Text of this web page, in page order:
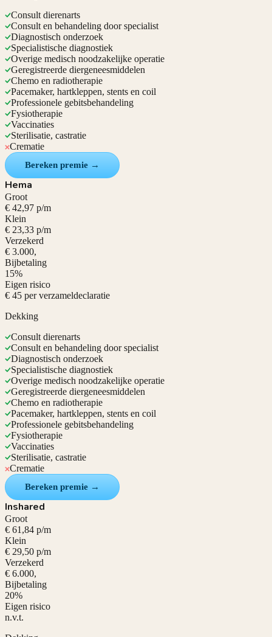
Consult dierenarts
Consult en behandeling door specialist
Diagnostisch onderzoek
Specialistische diagnostiek
Overige medisch noodzakelijke operatie
Geregistreerde diergeneesmiddelen
Chemo en radiotherapie
Pacemaker, hartkleppen, stents en coil
Professionele gebitsbehandeling
Fysiotherapie
Vaccinaties
Sterilisatie, castratie
Crematie
Bereken premie →
Hema
Groot
€ 42,97 p/m
Klein
€ 23,33 p/m
Verzekerd
€ 3.000,
Bijbetaling
15%
Eigen risico
€ 45 per verzameldeclaratie
Dekking
Consult dierenarts
Consult en behandeling door specialist
Diagnostisch onderzoek
Specialistische diagnostiek
Overige medisch noodzakelijke operatie
Geregistreerde diergeneesmiddelen
Chemo en radiotherapie
Pacemaker, hartkleppen, stents en coil
Professionele gebitsbehandeling
Fysiotherapie
Vaccinaties
Sterilisatie, castratie
Crematie
Bereken premie →
Inshared
Groot
€ 61,84 p/m
Klein
€ 29,50 p/m
Verzekerd
€ 6.000,
Bijbetaling
20%
Eigen risico
n.v.t.